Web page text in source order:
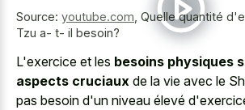
Source: youtube.com Quelle quantité
Tzu a- t- il besoin?
L'exercice et les besoins physiques
aspects cruciaux de la vie avec le
pas besoin d'un niveau élevé